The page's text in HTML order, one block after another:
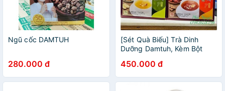
Ngũ cốc DAMTUH
280.000 đ
[Sét Quà Biếu] Trà Dinh
Dưỡng Damtuh, Kèm Bột
450.000 đ